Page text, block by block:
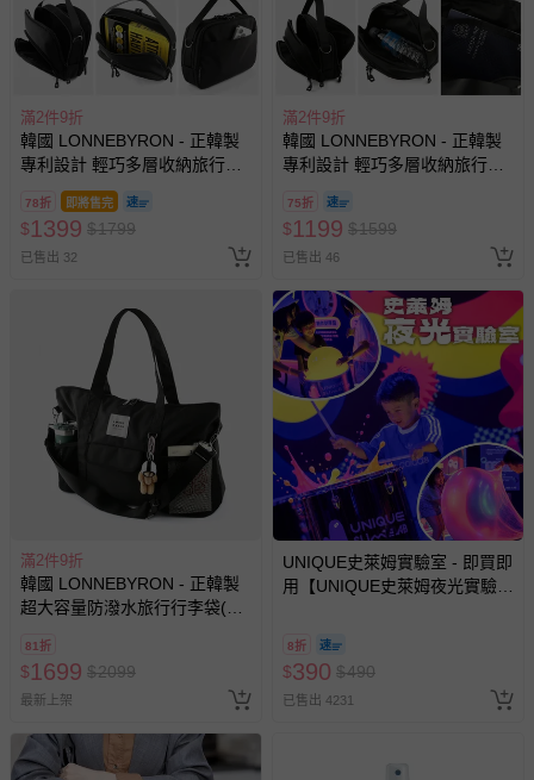
滿2件9折
韓國 LONNEBYRON - 正韓製
專利設計 輕巧多層收納旅行防
盜斜背包(送防盜扣環)-大-黑
(25.5x20x7cm)
78折 即將售完
$1399 $1799
已售出 32
滿2件9折
韓國 LONNEBYRON - 正韓製
專利設計 輕巧多層收納旅行防
(23.5x14x7cm)
75折
$1199 $1599
已售出 46
滿2件9折
韓國 LONNEBYRON - 正韓製
超大容量防潑水旅行行李袋(附
(60x37x17cm)
81折
$1699 $2099
最新上架
UNIQUE史萊姆實驗室 - 即買即
用【UNIQUE史萊姆夜光實驗室
訂單編號兌換，逾期作廢) (大
人小孩均一價(3歲以上需購票))
8折
$390 $490
已售出 4231